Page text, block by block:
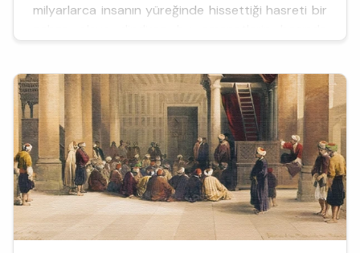
milyarlarca insanın yüreğinde hissettiği hasreti bir
ziyaret ettiği emanetin Yemen’den İ...